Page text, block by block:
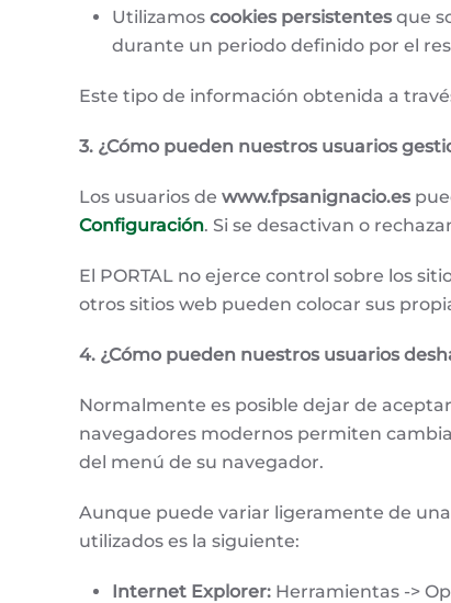
Utilizamos cookies persistentes que
durante un periodo definido por el
Este tipo de información obtenida a
3. ¿Cómo pueden nuestros usuarios
Los usuarios de www.fpsanignacio.es
Configuración. Si se desactivan o
El PORTAL no ejerce control sobre los
otros sitios web pueden colocar sus
4. ¿Cómo pueden nuestros usuarios
Normalmente es posible dejar de
navegadores modernos permiten
del menú de su navegador.
Aunque puede variar ligeramente de
utilizados es la siguiente:
Internet Explorer: Herramientas ->